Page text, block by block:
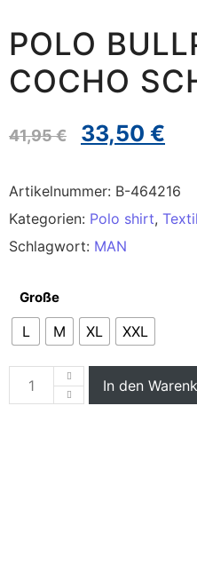
POLO
COCHO
41,95€ 33,50 €
Artikelnummer: B-464216
Kategorien: Polo shirt, Textil
Schlagwort: MAN
Große
L M XL XXL
In den